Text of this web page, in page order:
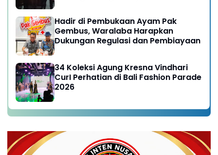
Hadir di Pembukaan Ayam Pak
Gembus, Waralaba Harapkan
Dukungan Regulasi dan Pembiayaan
34 Koleksi Agung Kresna Vindhari
CurI Perhatian di Bali Fashion Parade
2026